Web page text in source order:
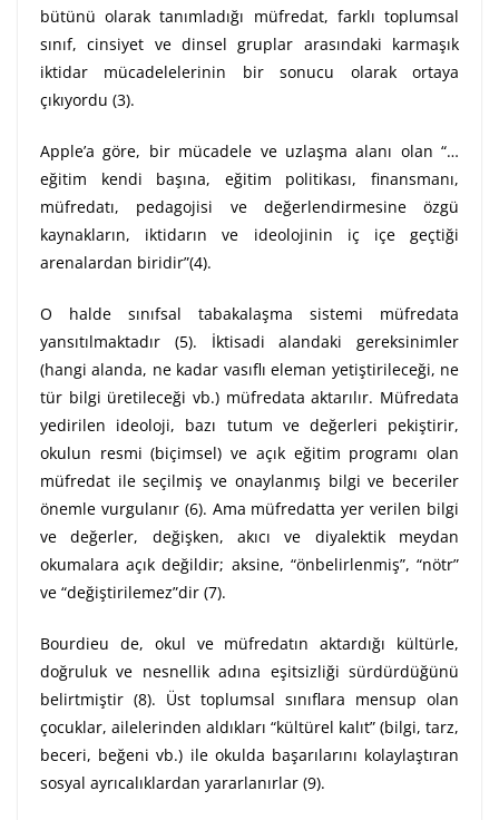
bütünü olarak tanımladığı müfredat, farklı toplumsal
sınıf, cinsiyet ve dinsel gruplar arasındaki karmaşık
iktidar mücadelelerinin bir sonucu olarak ortaya
çıkıyordu (3).
Apple’a göre, bir mücadele ve uzlaşma alanı olan “…
eğitim kendi başına, eğitim politikası, finansmanı,
müfredatı, pedagojisi ve değerlendirmesine özgü
kaynakların, iktidarın ve ideolojinin iç içe geçtiği
arenalardan biridir”(4).
O halde sınıfsal tabakalaşma sistemi müfredata
yansıtılmaktadır (5). İktisadi alandaki gereksinimler
(hangi alanda, ne kadar vasıflı eleman yetiştirileceği, ne
tür bilgi üretileceği vb.) müfredata aktarılır. Müfredata
yedirilen ideoloji, bazı tutum ve değerleri pekiştirir,
okulun resmi (biçimsel) ve açık eğitim programı olan
müfredat ile seçilmiş ve onaylanmış bilgi ve beceriler
önemle vurgulanır (6). Ama müfredatta yer verilen bilgi
ve değerler, değişken, akıcı ve diyalektik meydan
okumalara açık değildir; aksine, “önbelirlenmiş”, “nötr”
ve “değiştirilemez”dir (7).
Bourdieu de, okul ve müfredatın aktardığı kültürle,
doğruluk ve nesnellik adına eşitsizliği sürdürdüğünü
belirtmiştir (8). Üst toplumsal sınıflara mensup olan
çocuklar, ailelerinden aldıkları “kültürel kalıt” (bilgi, tarz,
beceri, beğeni vb.) ile okulda başarılarını kolaylaştıran
sosyal ayrıcalıklardan yararlanırlar (9).